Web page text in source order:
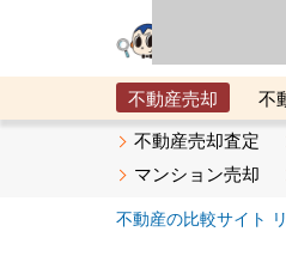
不動産売却 不
メタ住宅展示場
不動産売却査定
マンション売却
不動産の比較サイト